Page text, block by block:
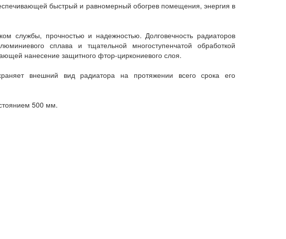
быстрый и равномерный обогрев помещения, энергия в
службы, прочностью и надежностью. Долговечность радиаторов
сплава и тщательной многоступенчатой обработкой
нанесение защитного фтор-циркониевого слоя.
внешний вид радиатора на протяжении всего срока его
500 мм.